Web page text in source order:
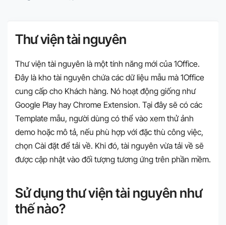
Thư viện tài nguyên
Thư viện tài nguyên là một tính năng mới của 1Office.
Đây là kho tài nguyên chứa các dữ liệu mẫu mà 1Office
cung cấp cho Khách hàng. Nó hoạt động giống như
Google Play hay Chrome Extension. Tại đây sẽ có các
Template mẫu, người dùng có thể vào xem thử ảnh
demo hoặc mô tả, nếu phù hợp với đặc thù công việc,
chọn Cài đặt để tải về. Khi đó, tài nguyên vừa tải về sẽ
được cập nhật vào đối tượng tương ứng trên phần mềm.
Sử dụng thư viện tài nguyên như
thế nào?